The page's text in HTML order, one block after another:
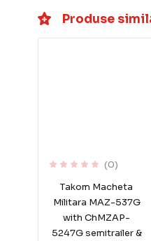
Produse
(0)
Takom Macheta
Militara MAZ-537G
with ChMZAP-
5247G semitrailer &